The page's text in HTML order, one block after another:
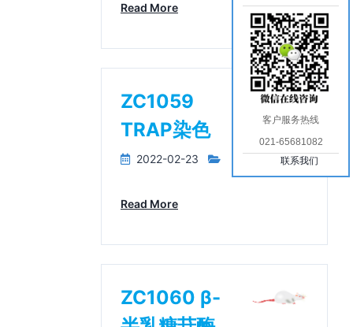
Read More
ZC1059
TRAP染色
2022-02-23
Read More
ZC1060 β-
客户服务热线
021-65681082
联系我们